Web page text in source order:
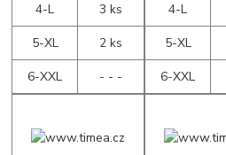
4-L
3 ks
5-XL
2 ks
6-XXL
- - -
4-L
5-XL
6-XXL